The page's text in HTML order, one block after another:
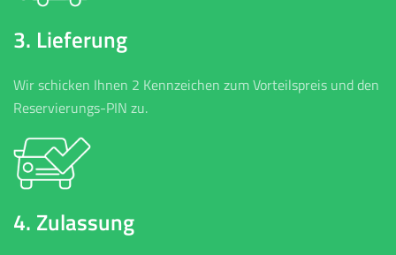
3. Lieferung
Wir schicken Ihnen 2 Kennzeichen zum Vorteilspreis und den
Reservierungs-PIN zu.
4. Zulassung